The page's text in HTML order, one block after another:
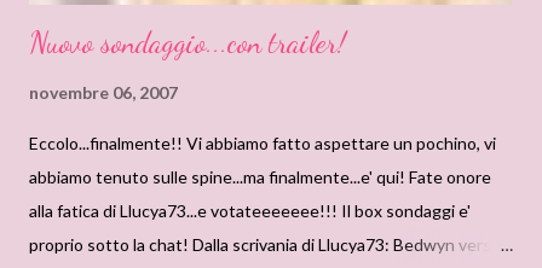
Nuovo sondaggio...con trailer!
novembre 06, 2007
Eccolo...finalmente!! Vi abbiamo fatto aspettare un pochino, vi
abbiamo tenuto sulle spine...ma finalmente...e' qui! Fate onore
alla fatica di Llucya73...e votateeeeeee!!! Il box sondaggi e'
proprio sotto la chat! Dalla scrivania di Llucya73: Bedwyn versus